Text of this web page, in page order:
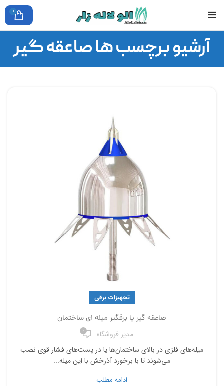
0
آرشیو برچسب ها صاعقه گیر
تجهیزات برقی
صاعقه گیر یا برقگیر میله ای ساختمان
مدیر فروشگاه 0
میله‌های فلزی در بالای ساختمان‌ها یا در پست‌های فشار قوی نصب
می‌شوند تا با برخورد آذرخش با این میله‌...
ادامه مطلب